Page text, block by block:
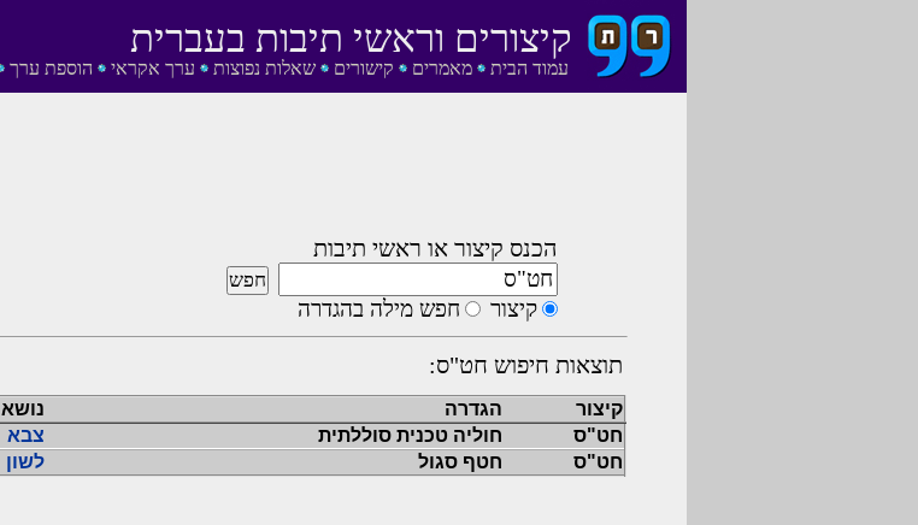
עמוד הבית מאמרים קישורים שאלות נפוצות ערך אקראי הוספת ערך
קיצורים וראשי תיבות בעברית
הכנס קיצור או ראשי תיבות
קיצור חפש מילה בהגדרה
תוצאות חיפוש חט"ס:
קיצור הגדרה נושא
חט"ס
חוליה טכנית סוללתית
צבא
חט"ס
חטף סגול לשון